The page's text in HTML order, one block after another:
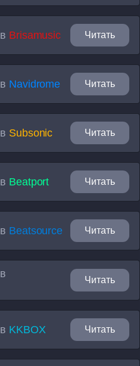
Brisamusic Читать
Navidrome Читать
Subsonic Читать
Beatport Читать
Beatsource Читать
Читать
KKBOX Читать